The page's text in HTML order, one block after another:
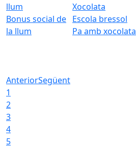
Bonus social de
la llum
Escola bressol
Pa amb xocolata
AnteriorSegüent
1
2
3
4
5